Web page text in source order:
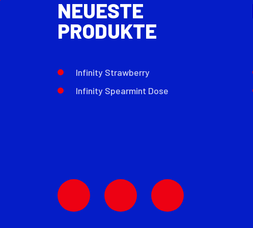
NEUESTE
PRODUKTE
Infinity Strawberry
Infinity Spearmint Dose